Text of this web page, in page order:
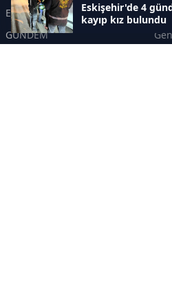
Eskişehir'de 4
kayıp kız bulundu
Eskişehir
GÜNDEM